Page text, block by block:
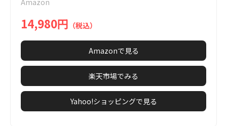
7
Amazon
14,980円 （税込）
Amazonで見る
楽天市場でみる
Yahoo!ショッピングで見る